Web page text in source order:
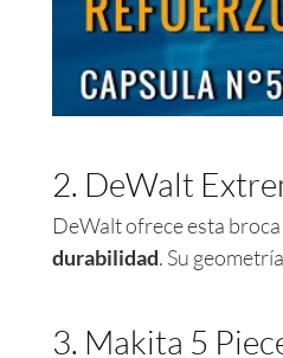
2. DeWalt
DeWalt ofrece esta
durabilidad. Su
3. Makita 5